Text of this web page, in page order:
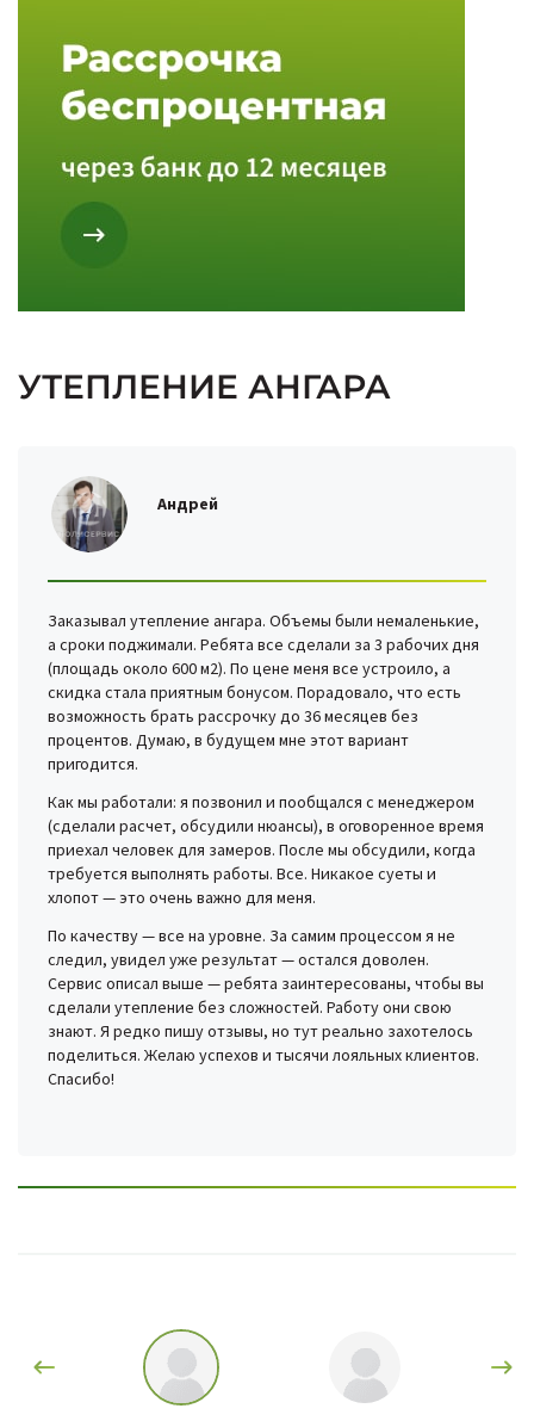
УТЕПЛЕНИЕ АНГАРА
Андрей
Заказывал утепление ангара. Объемы были немаленькие,
а сроки поджимали. Ребята все сделали за 3 рабочих дня
(площадь около 600 м2). По цене меня все устроило, а
скидка стала приятным бонусом. Порадовало, что есть
возможность брать рассрочку до 36 месяцев без
процентов. Думаю, в будущем мне этот вариант
пригодится.
Как мы работали: я позвонил и пообщался с менеджером
(сделали расчет, обсудили нюансы), в оговоренное время
приехал человек для замеров. После мы обсудили, когда
требуется выполнять работы. Все. Никакое суеты и
хлопот — это очень важно для меня.
По качеству — все на уровне. За самим процессом я не
следил, увидел уже результат — остался доволен.
Сервис описал выше — ребята заинтересованы, чтобы вы
сделали утепление без сложностей. Работу они свою
знают. Я редко пишу отзывы, но тут реально захотелось
поделиться. Желаю успехов и тысячи лояльных клиентов.
Спасибо!